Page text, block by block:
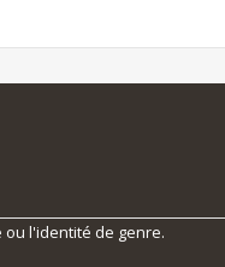
l'identité de genre.